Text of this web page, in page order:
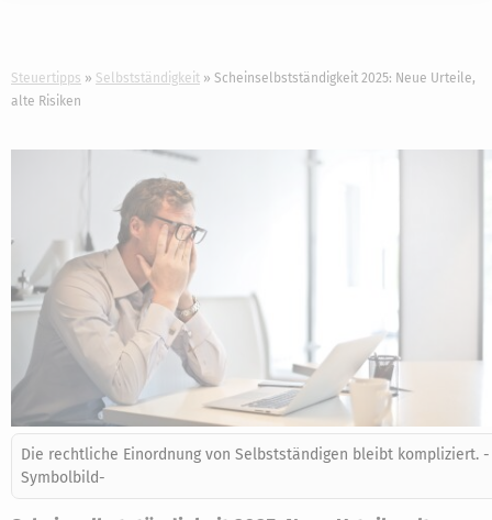
Steuertipps Selbstständigkeit
Scheinselbstständigkeit 2025: Neue Urteile,
alte Risiken
Die rechtliche Einordnung von Selbstständigen bleibt kompliziert. -
Symbolbild-